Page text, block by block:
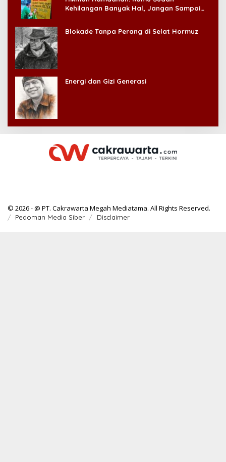
Kehilangan Banyak Hal, Jangan Sampai
Blokade Tanpa Perang di Selat Hormuz
Energi dan Gizi Generasi
© 2026 - @ PT. Cakrawarta Megah Mediatama. All Rights Reserved.
Pedoman Media Siber Disclaimer